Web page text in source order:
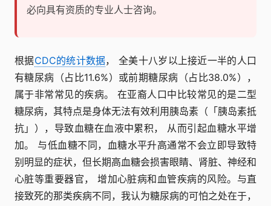
必向具有资质的专业人士咨询。
根据CDC的统计数据， 全美十八岁以上接近一半的人口
有糖尿病（占比11.6%）或前期糖尿病（占比38.0%），
属于非常常见的疾病。 在亚裔人口中比较常见的是二型
糖尿病，其特点是身体无法有效利用胰岛素（「胰岛素抵
抗」），导致血糖在血液中累积， 从而引起血糖水平增
加。 与低血糖不同，血糖水平升高通常不会立即导致特
别明显的症状，但长期高血糖会损害眼睛、肾脏、神经和
心脏等重要器官， 增加心脏病和血管疾病的风险。与直
接致死的那类疾病不同，我认为糖尿病的可怕之处在于，